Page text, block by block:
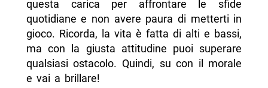
questa carica per affrontare le sfide
quotidiane e non avere paura di metterti in
gioco. Ricorda, la vita è fatta di alti e bassi,
ma con la giusta attitudine puoi superare
qualsiasi ostacolo. Quindi, su con il morale
e vai a brillare!